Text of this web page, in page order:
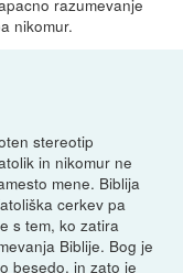
nikomur.
stereotip
in nikomur ne
mene. Biblija
cerkev pa
s tem, ko zatira
Biblije. Bog je
besedo, in zato je